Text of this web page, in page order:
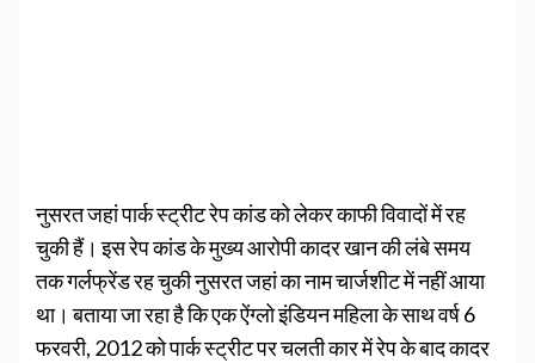
नुसरत जहां पार्क स्‍ट्रीट रेप कांड को लेकर काफी विवादों में रह
चुकी हैं। इस रेप कांड के मुख्‍य आरोपी कादर खान की लंबे समय
तक गर्लफ्रेंड रह चुकी नुसरत जहां का नाम चार्जशीट में नहीं आया
था। बताया जा रहा है कि एक ऐंग्‍लो इंडियन महिला के साथ वर्ष 6
फरवरी, 2012 को पार्क स्‍ट्रीट पर चलती कार में रेप के बाद कादर